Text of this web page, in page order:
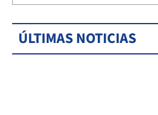
ÚLTIMAS NOTICIAS